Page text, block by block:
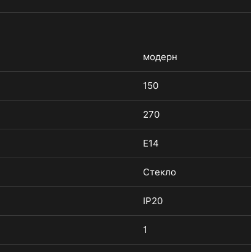
модерн
150
270
E14
Стекло
IP20
1